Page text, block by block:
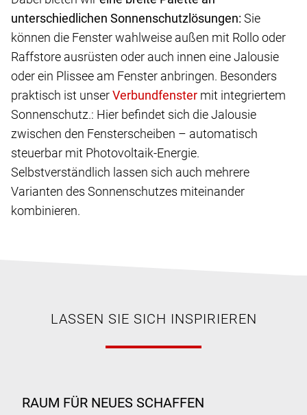
unterschiedlichen Sonnenschutzlösungen: Sie
können die Fenster wahlweise außen mit Rollo oder
Raffstore ausrüsten oder auch innen eine Jalousie
oder ein Plissee am Fenster anbringen. Besonders
praktisch ist unser
mit integriertem
Sonnenschutz.: Hier befindet sich die Jalousie
zwischen den Fensterscheiben – automatisch
steuerbar mit Photovoltaik-Energie.
Selbstverständlich lassen sich auch mehrere
Varianten des Sonnenschutzes miteinander
kombinieren.
LASSEN SIE SICH INSPIRIEREN
RAUM FÜR NEUES SCHAFFEN